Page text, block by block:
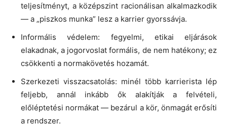
teljesítményt, a középszint racionálisan alkalmazkodik
— a „piszkos munka” lesz a karrier gyorssávja.
Informális védelem: fegyelmi, etikai eljárások
elakadnak, a jogorvoslat formális, de nem hatékony; ez
csökkenti a normakövetés hozamát.
Szerkezeti visszacsatolás: minél több karrierista lép
feljebb, annál inkább ők alakítják a felvételi,
előléptetési normákat — bezárul a kör, önmagát erősíti
a rendszer.